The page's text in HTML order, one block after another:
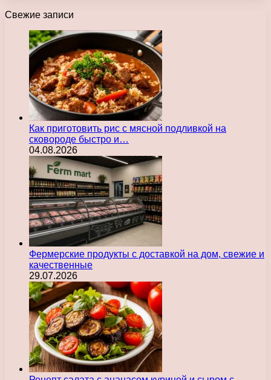
Свежие записи
Как приготовить рис с мясной подливкой на
сковороде быстро и…
04.08.2026
Фермерские продукты с доставкой на дом, свежие и
качественные
29.07.2026